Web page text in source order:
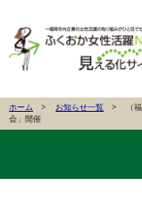
ホーム お知らせ一覧
（
会」開催